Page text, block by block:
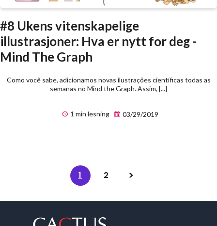
#8 Ukens vitenskapelige
illustrasjoner: Hva er nytt for deg -
Mind The Graph
Como você sabe, adicionamos novas ilustrações científicas todas as
semanas no Mind the Graph. Assim, [...]
1 min lesning 03/29/2019
1 2